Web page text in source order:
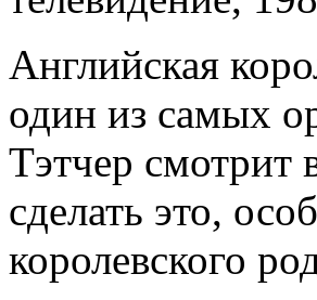
Английская
один из самых
Тэтчер смотрит
сделать это,
королевского